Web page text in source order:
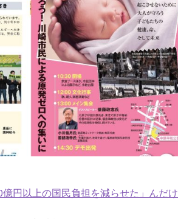
円以上の国民負担を減らせた」んだけ